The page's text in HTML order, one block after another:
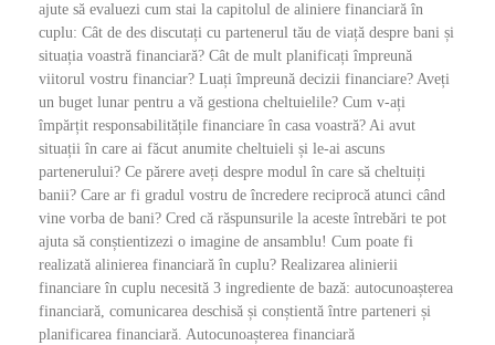
ajute să evaluezi cum stai la capitolul de aliniere financiară în
cuplu: Cât de des discutați cu partenerul tău de viață despre bani și
situația voastră financiară? Cât de mult planificați împreună
viitorul vostru financiar? Luați împreună decizii financiare? Aveți
un buget lunar pentru a vă gestiona cheltuielile? Cum v-ați
împărțit responsabilitățile financiare în casa voastră? Ai avut
situații în care ai făcut anumite cheltuieli și le-ai ascuns
partenerului? Ce părere aveți despre modul în care să cheltuiți
banii? Care ar fi gradul vostru de încredere reciprocă atunci când
vine vorba de bani? Cred că răspunsurile la aceste întrebări te pot
ajuta să conștientizezi o imagine de ansamblu! Cum poate fi
realizată alinierea financiară în cuplu? Realizarea alinierii
financiare în cuplu necesită 3 ingrediente de bază: autocunoașterea
financiară, comunicarea deschisă și conștientă între parteneri și
planificarea financiară. Autocunoașterea financiară